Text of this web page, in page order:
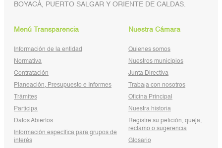
BOYACÁ, PUERTO SALGAR Y ORIENTE DE CALDAS.
Menú Transparencia
Información de la entidad
Normativa
Contratación
Planeación, Presupuesto e Informes
Trámites
Participa
Datos Abiertos
Información específica para grupos de
interés
Nuestra Cámara
Quienes somos
Nuestros municipios
Junta Directiva
Trabaja con nosotros
Oficina Principal
Nuestra historia
Registre su petición, queja,
reclamo o sugerencia
Glosario